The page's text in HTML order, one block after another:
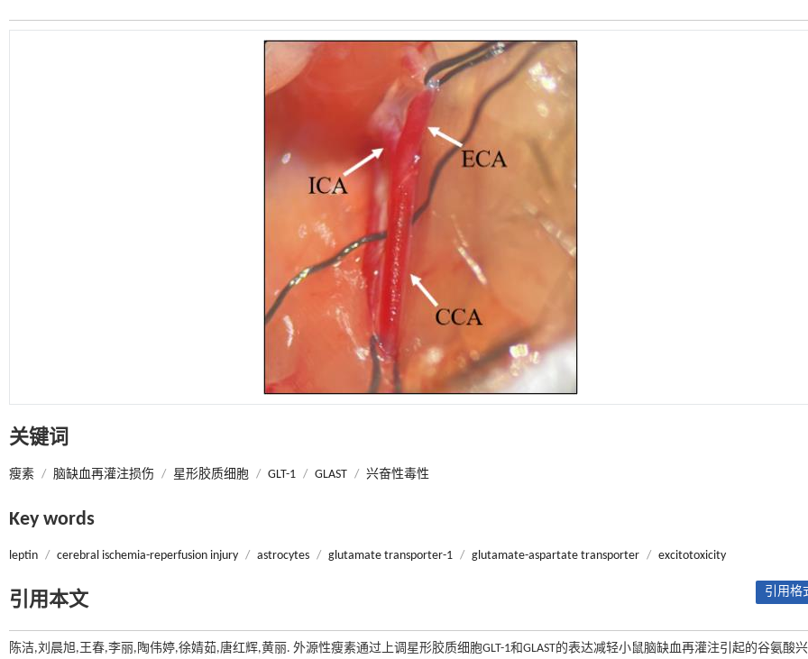
关键词
瘦素 / 脑缺血再灌注损伤 / 星形胶质细胞 / GLT-1 / GLAST / 兴奋性毒性
Key words
leptin / cerebral ischemia-reperfusion injury / astrocytes / glutamate transporter-1 / glutamate-aspartate transporter / excitotoxicity
引用本文 引用格
陈洁,刘晨旭,王春,李丽,陶伟婷,徐婧茹,唐红辉,黄丽. 外源性瘦素通过上调星形胶质细胞GLT-1和GLAST的表达减轻小鼠脑缺血再灌注引起的谷氨酸